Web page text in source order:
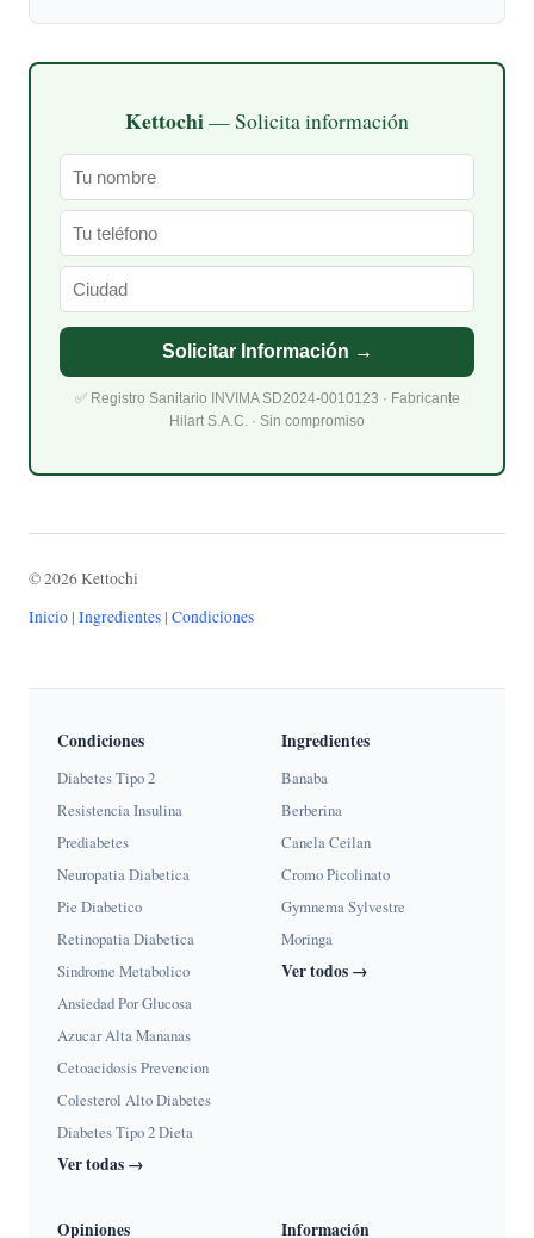
Kettochi— Solicita información
Solicitar Información →
✅ Registro Sanitario INVIMA SD2024-0010123 · Fabricante
Hilart S.A.C. · Sin compromiso
© 2026 Kettochi
Inicio | Ingredientes | Condiciones
Condiciones
Diabetes Tipo 2
Resistencia Insulina
Prediabetes
Neuropatia Diabetica
Pie Diabetico
Retinopatia Diabetica
Sindrome Metabolico
Ansiedad Por Glucosa
Azucar Alta Mananas
Cetoacidosis Prevencion
Colesterol Alto Diabetes
Diabetes Tipo 2 Dieta
Ver todas →
Ingredientes
Banaba
Berberina
Canela Ceilan
Cromo Picolinato
Gymnema Sylvestre
Moringa
Ver todos →
Opiniones Información